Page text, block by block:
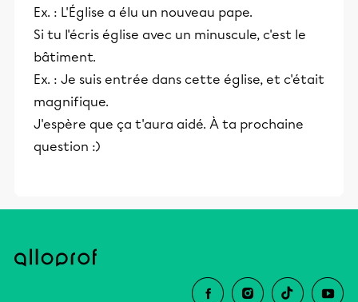
Ex. : L'Église a élu un nouveau pape.
Si tu l'écris église avec un minuscule, c'est le
bâtiment.
Ex. : Je suis entrée dans cette église, et c'était
magnifique.
J'espère que ça t'aura aidé. À ta prochaine
question :)